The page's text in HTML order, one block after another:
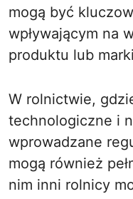
mogą być
wpływającym na
produktu lub
W rolnictwie,
technologiczne i
wprowadzane
mogą również
nim inni rolnicy